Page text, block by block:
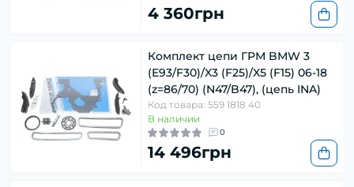
4 360грн
Комплект цепи ГРМ BMW 3
(E93/F30)/X3 (F25)/X5 (F15) 06-18
(z=86/70) (N47/B47), (цепь INA)
Код товара: 559 1818 40
В наличии
0
14 496грн